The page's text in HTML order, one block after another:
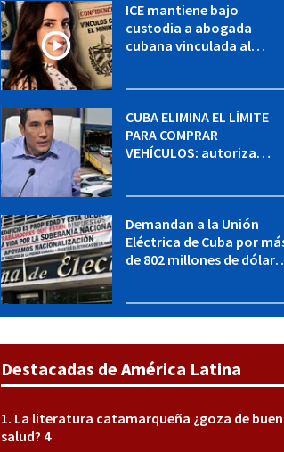
ICE mantiene bajo
custodia a abogada
cubana vinculada al
CUBA ELIMINA EL LÍMITE
PARA COMPRAR
VEHÍCULOS: autoriza
Demandan a la Unión
Eléctrica de Cuba por
de 802 millones de
Destacadas de América Latina
La literatura catamarqueña ¿goza de
salud? 4